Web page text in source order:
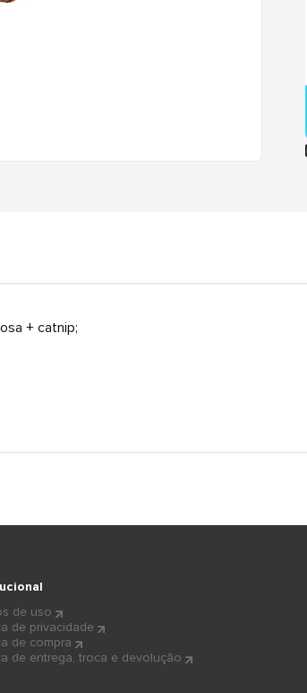
+ catnip;
de uso
de privacidade
de compra
de entrega, troca e devolução